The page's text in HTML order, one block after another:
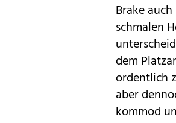
Brake
schmalen
dem
ordentlich
aber
kommod